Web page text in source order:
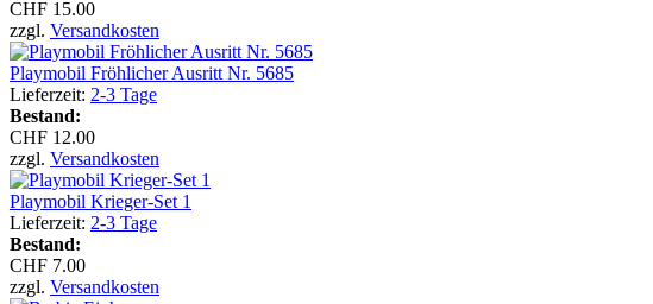
CHF 15.00
zzgl. Versandkosten
Playmobil Fröhlicher Ausritt Nr. 5685
Lieferzeit: 2-3 Tage
Bestand:
CHF 12.00
zzgl. Versandkosten
Playmobil Krieger-Set 1
Lieferzeit: 2-3 Tage
Bestand:
CHF 7.00
zzgl. Versandkosten